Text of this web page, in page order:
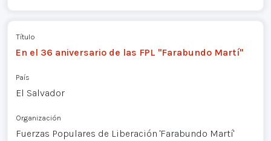
Título
En el 36 aniversario de las FPL "Farabundo Martí"
País
El Salvador
Organización
Fuerzas Populares de Liberación 'Farabundo Martí'